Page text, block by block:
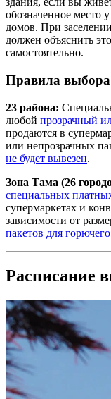
обозначенное место
домов. При
должен объяснить
самостоятельно.
Правила
23 района:
любой прозрачный
продаются в
или непрозрачных
не будет вывезен.
Зона Тама (26
специальных
супермаркетах и
зависимости от
пакетов для
Расписание